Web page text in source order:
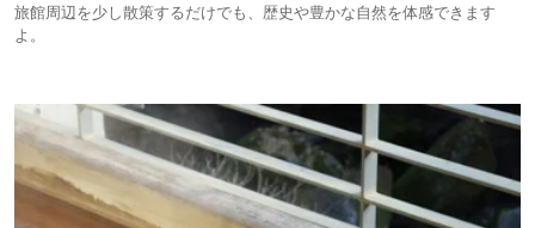
旅館周辺を少し散策するだけでも、歴史や豊かな自然を体感できます
よ。